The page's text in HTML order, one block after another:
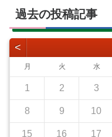
過去の投稿記事
<
月 火 水
1 2 3
8 9 10
15 16 17